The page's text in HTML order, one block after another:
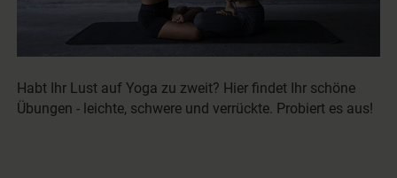
Habt Ihr Lust auf Yoga zu zweit? Hier findet Ihr schöne
Übungen - leichte, schwere und verrückte. Probiert es aus!